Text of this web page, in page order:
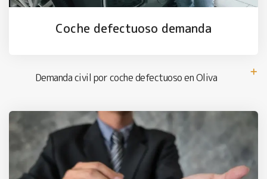
Coche defectuoso demanda
Demanda civil por coche defectuoso en Oliva